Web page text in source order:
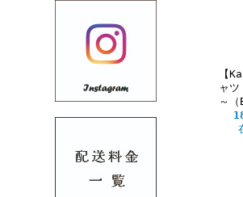
【
ャ
～（